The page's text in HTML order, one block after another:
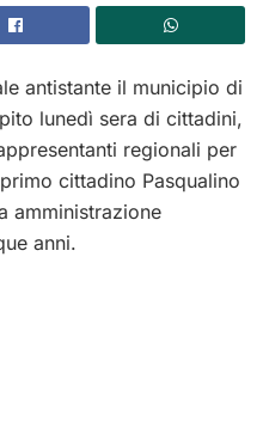
antistante il municipio di
lunedì sera di cittadini,
regionali per
cittadino Pasqualino
amministrazione
anni.